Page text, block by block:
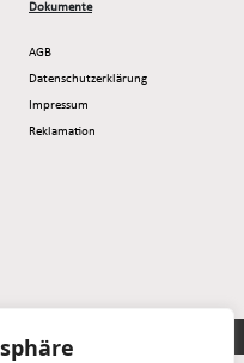
Dokumente
AGB
Datenschutzerklärung
Impressum
Reklamation